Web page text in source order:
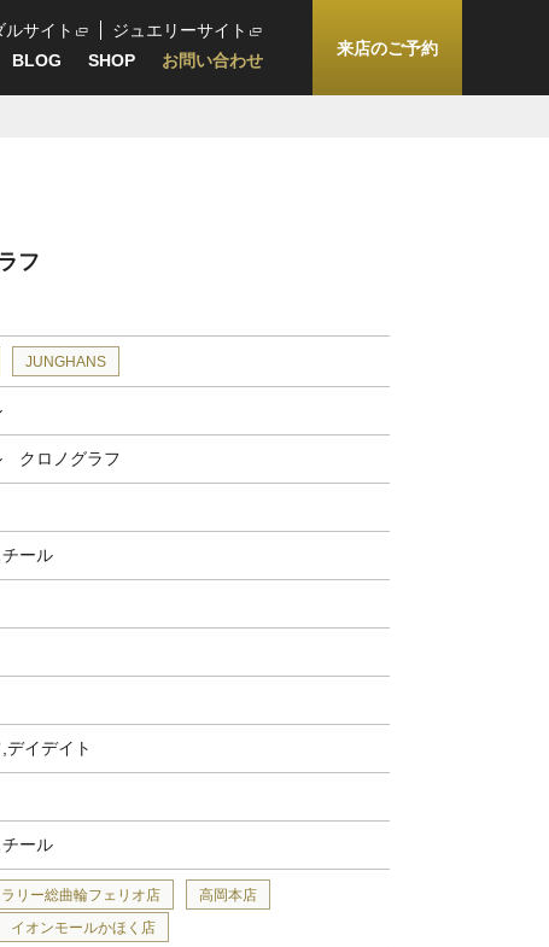
ルサイト
ジュエリーサイト
BLOG SHOP お問い合わせ
来店のご予約
フ
JUNGHANS
クロノグラフ
ール
デイデイト
ール
リー総曲輪フェリオ店
高岡本店
イオンモールかほく店